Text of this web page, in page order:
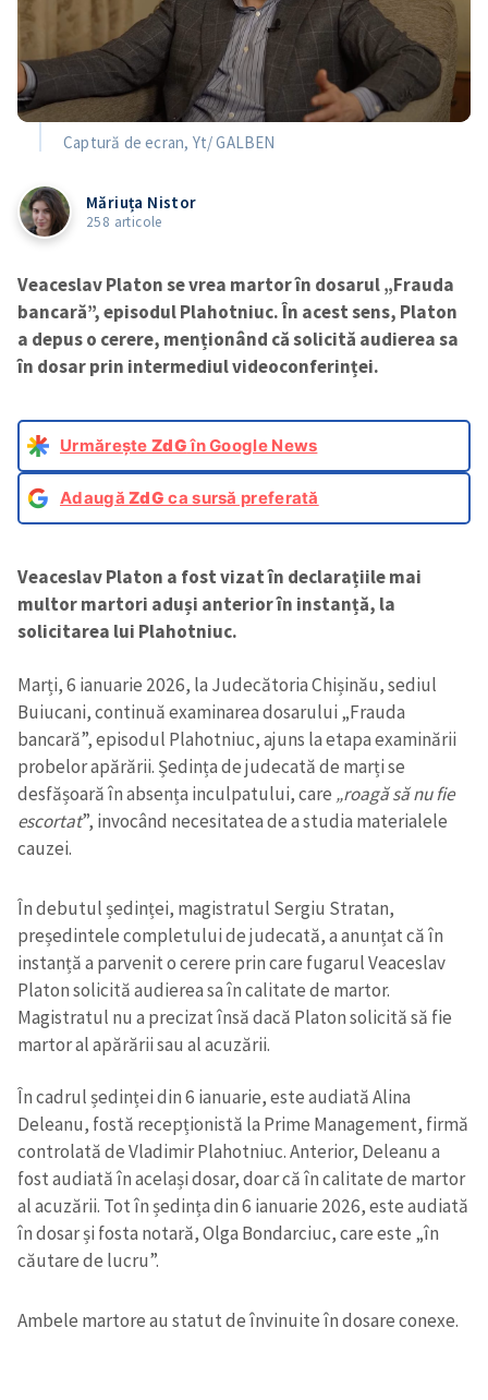
Captură de ecran, Yt/ GALBEN
Măriuța Nistor
258 articole
Veaceslav Platon se vrea martor în dosarul „Frauda
bancară”, episodul Plahotniuc. În acest sens, Platon
a depus o cerere, menționând că solicită audierea sa
în dosar prin intermediul videoconferinței.
Urmărește ZdGîn Google News
AdaugăZdG ca sursă preferată
Veaceslav Platon a fost vizat în declarațiile mai
multor martori aduși anterior în instanță, la
solicitarea lui Plahotniuc.
Marți, 6 ianuarie 2026, la Judecătoria Chișinău, sediul
Buiucani, continuă examinarea dosarului „Frauda
bancară”, episodul Plahotniuc, ajuns la etapa examinării
probelor apărării. Ședința de judecată de marți se
desfășoară în absența inculpatului, care „roagă să nu fie
escortat”, invocând necesitatea de a studia materialele
cauzei.
În debutul ședinței, magistratul Sergiu Stratan,
președintele completului de judecată, a anunțat că în
instanță a parvenit o cerere prin care fugarul Veaceslav
Platon solicită audierea sa în calitate de martor.
Magistratul nu a precizat însă dacă Platon solicită să fie
martor al apărării sau al acuzării.
În cadrul ședinței din 6 ianuarie, este audiată Alina
Deleanu, fostă recepționistă la Prime Management, firmă
controlată de Vladimir Plahotniuc. Anterior, Deleanu a
fost audiată în același dosar, doar că în calitate de martor
al acuzării. Tot în ședința din 6 ianuarie 2026, este audiată
în dosar și fosta notară, Olga Bondarciuc, care este „în
căutare de lucru”.
Ambele martore au statut de învinuite în dosare conexe.